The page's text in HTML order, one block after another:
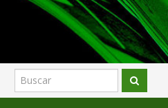
Monográfico